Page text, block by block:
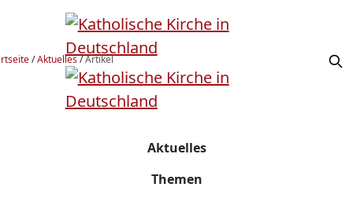
/Aktuelles/Artikel
Aktuelles
Themen